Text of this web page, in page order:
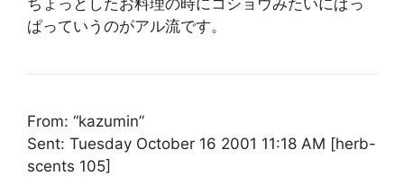
ちょっとしたお料理の時にコショウみたいにぱっ
ぱっていうのがアル流です。
From: “kazumin”
Sent: Tuesday October 16 2001 11:18 AM [herb-
scents 105]